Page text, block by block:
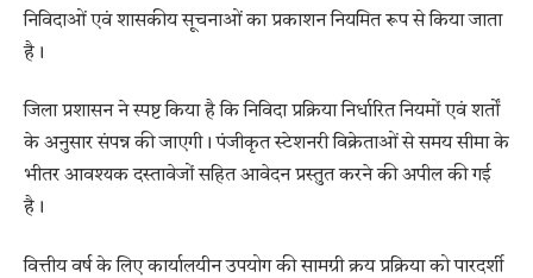
निविदाओं एवं शासकीय सूचनाओं का प्रकाशन नियमित रूप से किया जाता
है।
जिला प्रशासन ने स्पष्ट किया है कि निविदा प्रक्रिया निर्धारित नियमों एवं शर्तों
के अनुसार संपन्न की जाएगी। पंजीकृत स्टेशनरी विक्रेताओं से समय सीमा के
भीतर आवश्यक दस्तावेजों सहित आवेदन प्रस्तुत करने की अपील की गई
है।
वित्तीय वर्ष के लिए कार्यालयीन उपयोग की सामग्री क्रय प्रक्रिया को पारदर्शी